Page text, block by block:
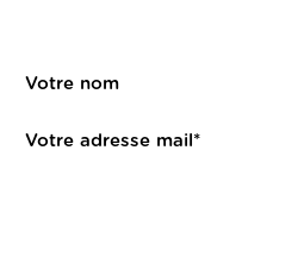
Votre nom
Votre adresse mail*